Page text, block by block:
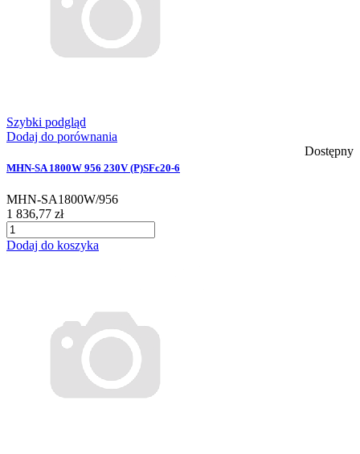
Szybki podgląd
Dodaj do porównania
Dostępny
MHN-SA 1800W 956 230V (P)SFc20-6
MHN-SA1800W/956
1 836,77 zł
Dodaj do koszyka